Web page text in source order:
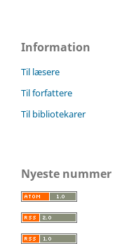
Information
Til læsere
Til forfattere
Til bibliotekarer
Nyeste nummer